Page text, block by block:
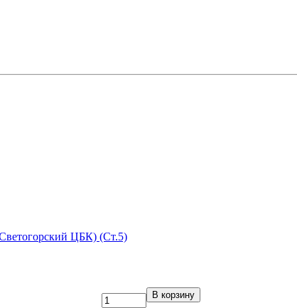
ЦБК) (Ст.5)
В корзину